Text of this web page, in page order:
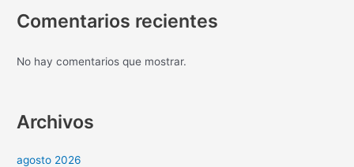
Comentarios recientes
No hay comentarios que mostrar.
Archivos
agosto 2026